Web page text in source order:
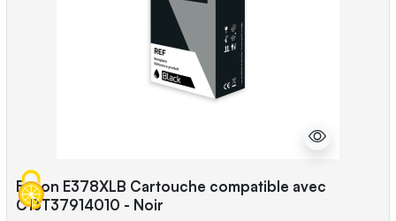
Epson E378XLB Cartouche compatible avec
C13T37914010 - Noir